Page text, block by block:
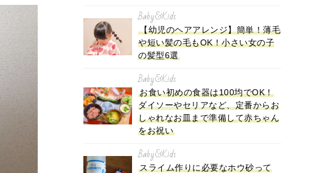
Baby&Kids
【幼児のヘアアレンジ】簡単！薄毛
や短い髪の毛もOK！小さい女の子
の髪型6選
Baby&Kids
お食い初めの食器は100均でOK！
ダイソーやセリアなど、定番からお
しゃれなお皿まで準備して赤ちゃん
をお祝い
Baby&Kids
スライム作りに必要なホウ砂って